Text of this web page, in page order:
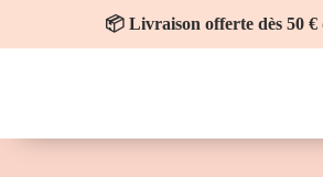
📦 Livraison offerte dès 50 €